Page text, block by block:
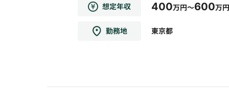
想定年収 400万円～600万円
勤務地 東京都